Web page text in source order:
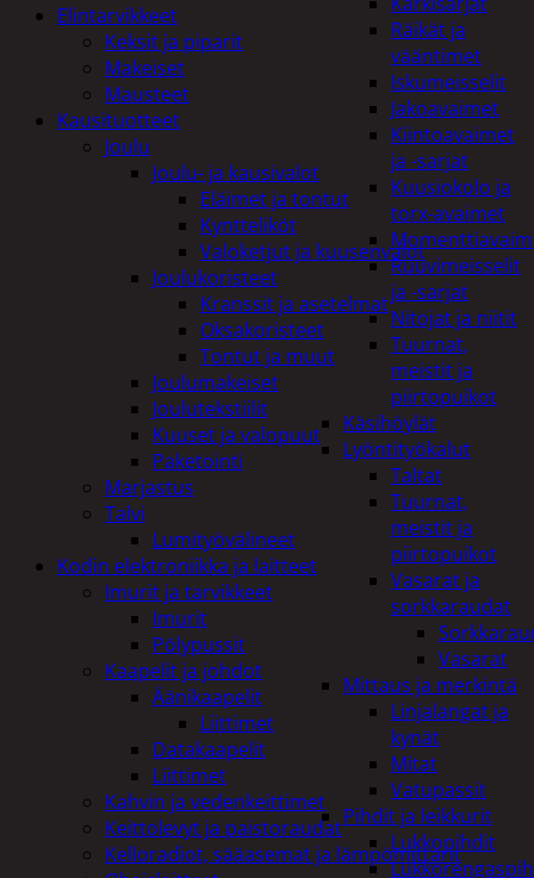
Räikät ja
vääntimet
Iskumeisselit
Jakoavaimet
Kiintoavaimet
ja -sarjat
Kuusiokolo ja
torx-avaimet
Ruuvimeisselit
ja -sarjat
Nitojat ja niitit
Tuurnat,
meistit ja
piirtopuikot
Käsihöylät
Lyöntityökalut
Taltat
Tuurnat,
meistit ja
piirtopuikot
Vasarat ja
sorkkaraudat
Vasarat
Mittaus ja merkintä
Linjalangat ja
kynät
Mitat
Vatupassit
Pihdit ja leikkurit
Lukkopihdit
Elintarvikkeet
Keksit ja piparit
Makeiset
Mausteet
Kausituotteet
Joulu
Joulu- ja kausivalot
Eläimet ja tontut
Kyntteliköt
Valoketjut ja kuusenvalot
Joulukoristeet
Kranssit ja asetelmat
Oksakoristeet
Tontut ja muut
Joulumakeiset
Joulutekstiilit
Kuuset ja valopuut
Paketointi
Marjastus
Talvi
Lumityövälineet
Kodin elektroniikka ja laitteet
Imurit ja tarvikkeet
Imurit
Pölypussit
Kaapelit ja johdot
Äänikaapelit
Liittimet
Datakaapelit
Liittimet
Kahvin ja vedenkeittimet
Keittolevyt ja paistoraudat
Kelloradiot, sääasemat ja lämpömittarit